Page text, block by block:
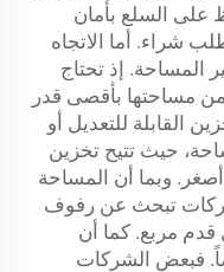
على السلع بأمان
شراء. أما الاتجاه
المساحة. إذ تحتاج
من مساحتها بأقصى قدر
القابلة للتعديل أو
حيث تتيح تخزين
وبما أن المساحة
تبحث عن رفوف
قدم مربع. كما أن
فبعض الشركات